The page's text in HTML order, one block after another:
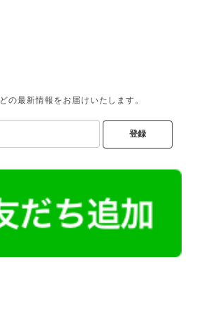
の最新情報をお届けいたします。
登録